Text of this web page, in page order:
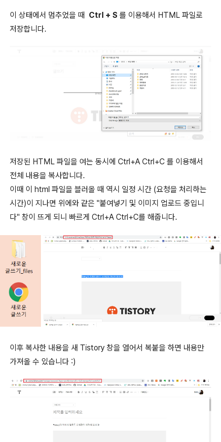
이 상태에서 멈추었을 때 Ctrl + S 를 이용해서 HTML 파일로
저장합니다.
저장된 HTML 파일을 여는 동시에 Ctrl+A Ctrl+C 를 이용해서
전체 내용을 복사합니다.
이때 이 html 파일을 블러올 때 역시 일정 시간 (요청을 처리하는
시간)이 지나면 위에와 같은 "붙여넣기 및 이미지 업로드 중입니
다" 창이 뜨게 되니 빠르게 Ctrl+A Ctrl+C를 해줍니다.
이후 복사한 내용을 새 Tistory 창을 열어서 복붙을 하면 내용만
가져올 수 있습니다 :)